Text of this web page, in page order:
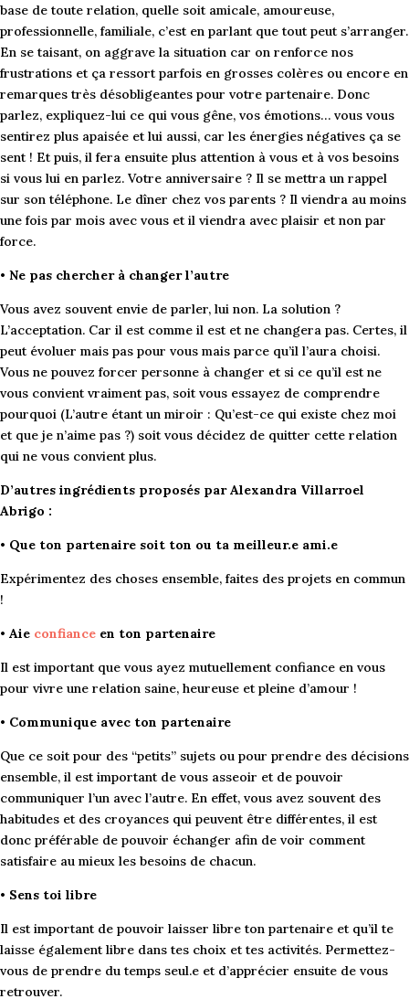
base de toute relation, quelle soit amicale, amoureuse,
professionnelle, familiale, c’est en parlant que tout peut s’arranger.
En se taisant, on aggrave la situation car on renforce nos
frustrations et ça ressort parfois en grosses colères ou encore en
remarques très désobligeantes pour votre partenaire. Donc
parlez, expliquez-lui ce qui vous gêne, vos émotions… vous vous
sentirez plus apaisée et lui aussi, car les énergies négatives ça se
sent ! Et puis, il fera ensuite plus attention à vous et à vos besoins
si vous lui en parlez. Votre anniversaire ? Il se mettra un rappel
sur son téléphone. Le dîner chez vos parents ? Il viendra au moins
une fois par mois avec vous et il viendra avec plaisir et non par
force.
• Ne pas chercher à changer l’autre
Vous avez souvent envie de parler, lui non. La solution ?
L’acceptation. Car il est comme il est et ne changera pas. Certes, il
peut évoluer mais pas pour vous mais parce qu’il l’aura choisi.
Vous ne pouvez forcer personne à changer et si ce qu’il est ne
vous convient vraiment pas, soit vous essayez de comprendre
pourquoi (L’autre étant un miroir : Qu’est-ce qui existe chez moi
et que je n’aime pas ?) soit vous décidez de quitter cette relation
qui ne vous convient plus.
D’autres ingrédients proposés par Alexandra Villarroel
Abrigo :
• Que ton partenaire soit ton ou ta meilleur.e ami.e
Expérimentez des choses ensemble, faites des projets en commun
!
• Aie confiance en ton partenaire
Il est important que vous ayez mutuellement confiance en vous
pour vivre une relation saine, heureuse et pleine d’amour !
• Communique avec ton partenaire
Que ce soit pour des “petits” sujets ou pour prendre des décisions
ensemble, il est important de vous asseoir et de pouvoir
communiquer l’un avec l’autre. En effet, vous avez souvent des
habitudes et des croyances qui peuvent être différentes, il est
donc préférable de pouvoir échanger afin de voir comment
satisfaire au mieux les besoins de chacun.
• Sens toi libre
Il est important de pouvoir laisser libre ton partenaire et qu’il te
laisse également libre dans tes choix et tes activités. Permettez-
vous de prendre du temps seul.e et d’apprécier ensuite de vous
retrouver.